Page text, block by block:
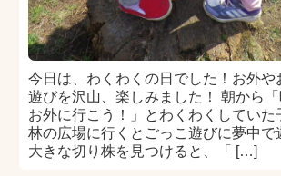
今日は、わくわくの日でした！お外や
遊びを沢山、楽しみました！ 朝から「
お外に行こう！」とわくわくしていた
林の広場に行くとごっこ遊びに夢中で
大きな切り株を見つけると、「 […]